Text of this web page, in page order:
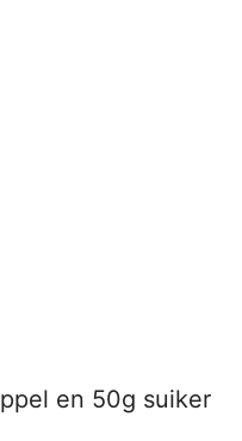
en 50g suiker